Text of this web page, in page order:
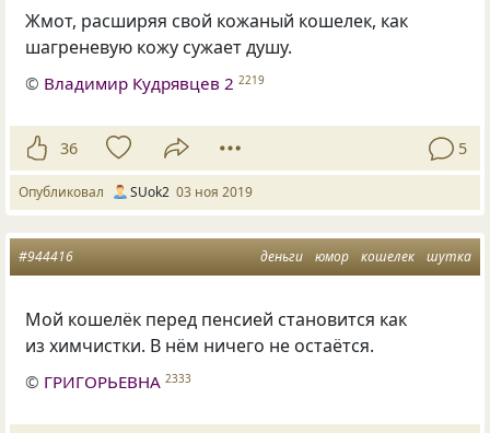
Жмот, расширяя свой кожаный кошелек, как
шагреневую кожу сужает душу.
© Владимир Кудрявцев 2 2219
36 5
Опубликовал SUok2 03 ноя 2019
деньги юмор кошелек шутка
#944416
Мой кошелёк перед пенсией становится как
из химчистки. В нём ничего не остаётся.
© ГРИГОРЬЕВНА 2333